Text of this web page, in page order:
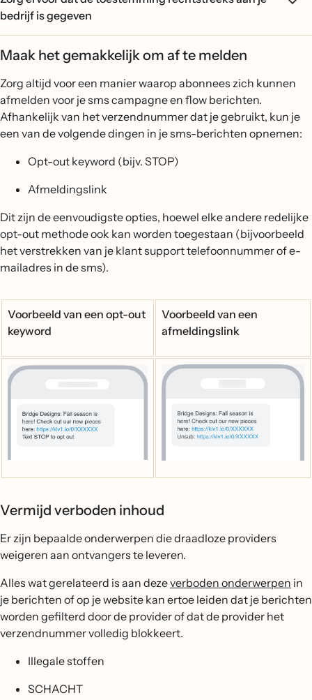
bedrijf is gegeven
Maak het gemakkelijk om af te melden
Zorg altijd voor een manier waarop abonnees zich kunnen
afmelden voor je sms campagne en flow berichten.
Afhankelijk van het verzendnummer dat je gebruikt, kun je
een van de volgende dingen in je sms-berichten opnemen:
Opt-out keyword (bijv. STOP)
Afmeldingslink
Dit zijn de eenvoudigste opties, hoewel elke andere redelijke
opt-out methode ook kan worden toegestaan (bijvoorbeeld
het verstrekken van je klant support telefoonnummer of e-
mailadres in de sms).
Voorbeeld van een opt-out
keyword
Voorbeeld van een
afmeldingslink
Vermijd verboden inhoud
Er zijn bepaalde onderwerpen die draadloze providers
weigeren aan ontvangers te leveren.
Alles wat gerelateerd is aan dezeverboden onderwerpen in
je berichten of op je website kan ertoe leiden dat je berichten
worden gefilterd door de provider of dat de provider het
verzendnummer volledig blokkeert.
Illegale stoffen
SCHACHT